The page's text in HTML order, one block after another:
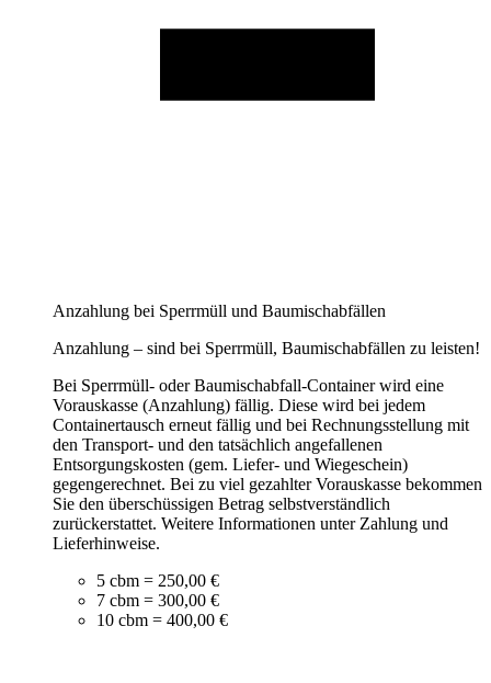
Anzahlung bei Sperrmüll und Baumischabfällen
Anzahlung – sind bei Sperrmüll, Baumischabfällen zu leisten!
Bei Sperrmüll- oder Baumischabfall-Container wird eine
Vorauskasse (Anzahlung) fällig. Diese wird bei jedem
Containertausch erneut fällig und bei Rechnungsstellung mit
den Transport- und den tatsächlich angefallenen
Entsorgungskosten (gem. Liefer- und Wiegeschein)
gegengerechnet. Bei zu viel gezahlter Vorauskasse bekommen
Sie den überschüssigen Betrag selbstverständlich
zurückerstattet. Weitere Informationen unter Zahlung und
Lieferhinweise.
5 cbm = 250,00 €
7 cbm = 300,00 €
10 cbm = 400,00 €